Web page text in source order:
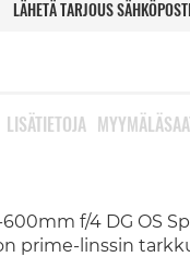
LÄHETÄ TARJOUS
f/4 DG OS
prime-linssin
LISÄTIETOJA